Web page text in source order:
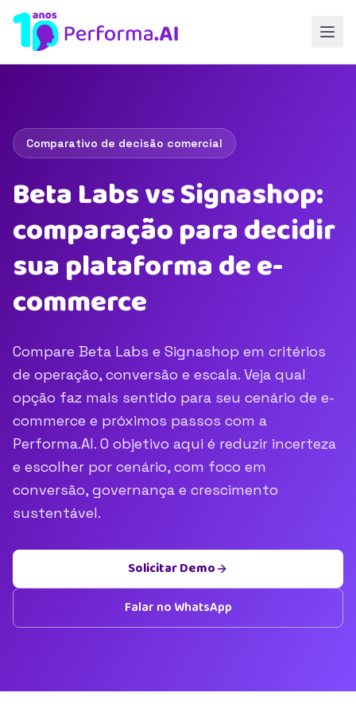
Comparativo de decisão comercial
Beta Labs vs Signashop:
comparação para decidir
sua plataforma de e-
commerce
Compare Beta Labs e Signashop em critérios
de operação, conversão e escala. Veja qual
opção faz mais sentido para seu cenário de e-
commerce e próximos passos com a
Performa.AI. O objetivo aqui é reduzir incerteza
e escolher por cenário, com foco em
conversão, governança e crescimento
sustentável.
Solicitar Demo
Falar no WhatsApp